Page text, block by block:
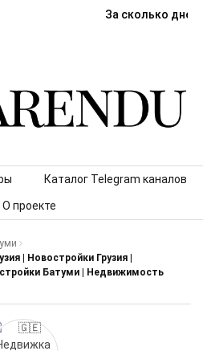
За сколько дней
Каталог Telegram каналов
О проекте
| Новостройки Грузия |
Батуми | Недвижимость